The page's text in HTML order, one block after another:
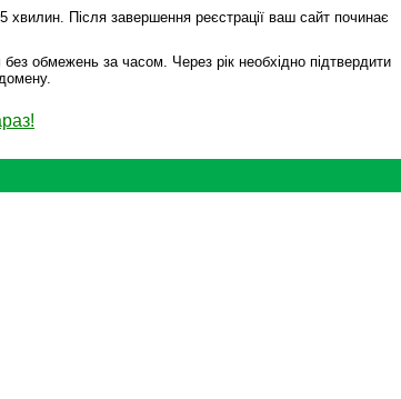
хвилин. Після завершення реєстрації ваш сайт починає
обмежень за часом. Через рік необхідно підтвердити